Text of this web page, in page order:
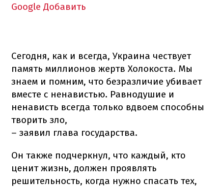
Google Добавить
Сегодня, как и всегда, Украина чествует
память миллионов жертв Холокоста. Мы
знаем и помним, что безразличие убивает
вместе с ненавистью. Равнодушие и
ненависть всегда только вдвоем способны
творить зло,
– заявил глава государства.
Он также подчеркнул, что каждый, кто
ценит жизнь, должен проявлять
решительность, когда нужно спасать тех,